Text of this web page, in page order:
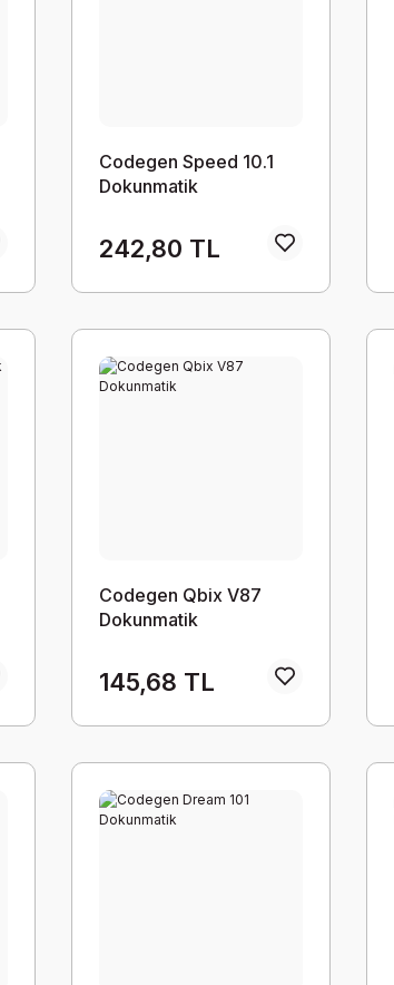
Codegen Speed 10.1
Dokunmatik
242,80 TL
Codegen Qbix V87
Dokunmatik
145,68 TL